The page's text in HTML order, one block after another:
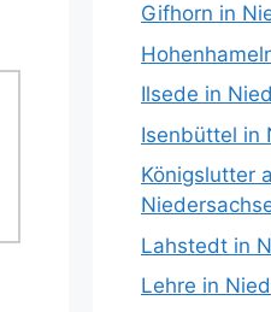
Gifhorn in
Ilsede in
Isenbüttel in
Königslutter
Lahstedt in
Lehre in